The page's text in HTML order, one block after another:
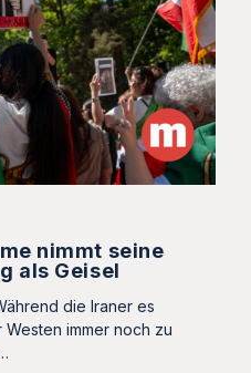
nimmt seine
als Geisel
die Iraner es
immer noch zu